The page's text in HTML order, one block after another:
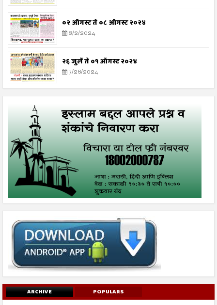
०२ ऑगस्ट ते ०८ ऑगस्ट २०२४
8/2/2024
२६ जुलै ते ०१ ऑगस्ट २०२४
7/26/2024
ARCHIVE POPULARS